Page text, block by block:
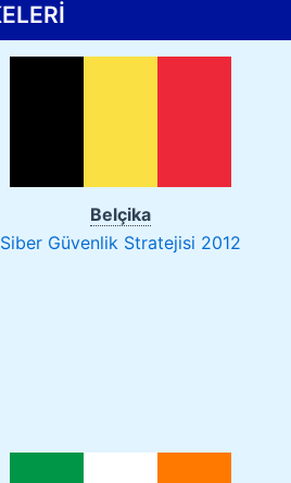
Belçika
Siber Güvenlik Stratejisi 2012